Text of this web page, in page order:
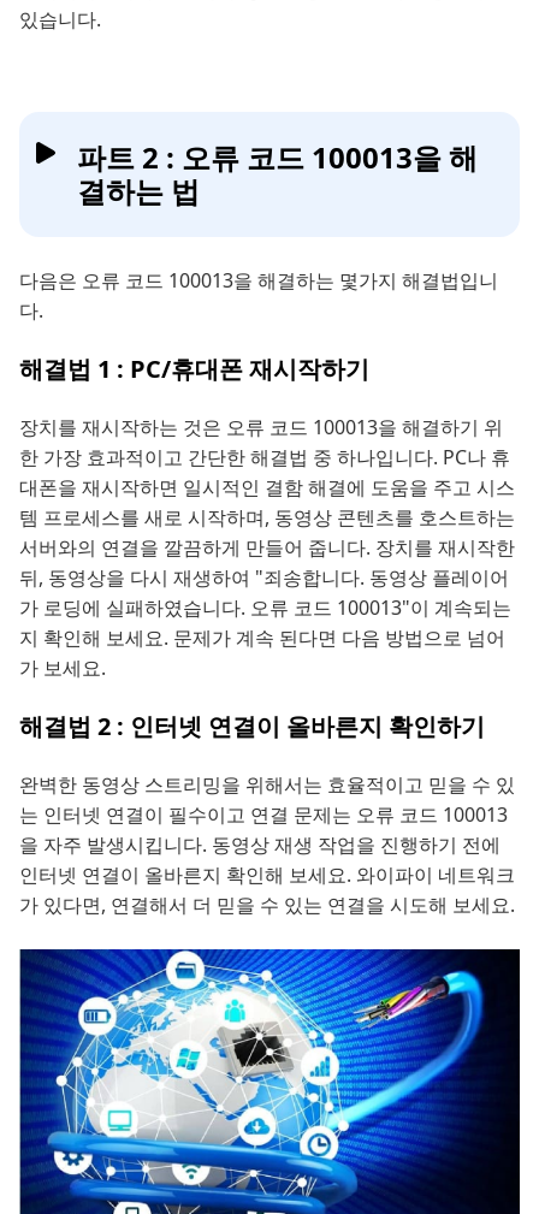
있습니다.
파트 2 : 오류 코드 100013을 해
결하는 법
다음은 오류 코드 100013을 해결하는 몇가지 해결법입니
다.
해결법 1 : PC/휴대폰 재시작하기
장치를 재시작하는 것은 오류 코드 100013을 해결하기 위
한 가장 효과적이고 간단한 해결법 중 하나입니다. PC나 휴
대폰을 재시작하면 일시적인 결함 해결에 도움을 주고 시스
템 프로세스를 새로 시작하며, 동영상 콘텐츠를 호스트하는
서버와의 연결을 깔끔하게 만들어 줍니다. 장치를 재시작한
뒤, 동영상을 다시 재생하여 "죄송합니다. 동영상 플레이어
가 로딩에 실패하였습니다. 오류 코드 100013"이 계속되는
지 확인해 보세요. 문제가 계속 된다면 다음 방법으로 넘어
가 보세요.
해결법 2 : 인터넷 연결이 올바른지 확인하기
완벽한 동영상 스트리밍을 위해서는 효율적이고 믿을 수 있
는 인터넷 연결이 필수이고 연결 문제는 오류 코드 100013
을 자주 발생시킵니다. 동영상 재생 작업을 진행하기 전에
인터넷 연결이 올바른지 확인해 보세요. 와이파이 네트워크
가 있다면, 연결해서 더 믿을 수 있는 연결을 시도해 보세요.